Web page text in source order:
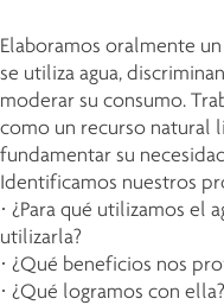
Elaboramos oralmente
se utiliza agua,
moderar su consumo.
como un recurso natural
fundamentar su
Identificamos nuestros
· ¿Para qué utilizamos el
utilizarla?
· ¿Qué beneficios nos
· ¿Qué logramos con ella?